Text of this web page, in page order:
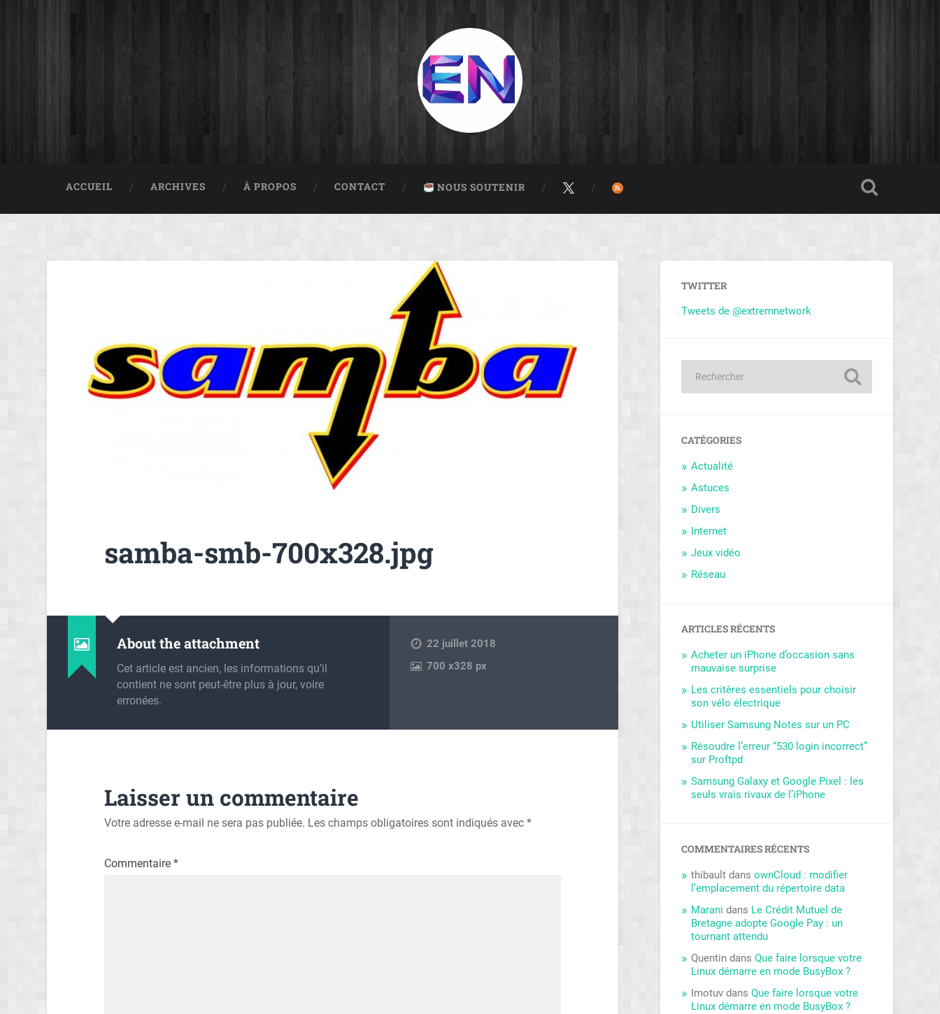
ACCUEIL ARCHIVES À PROPOS CONTACT NOUS SOUTENIR
samba-smb-700x328.jpg
About the attachment
Cet article est ancien, les informations qu’il
contient ne sont peut-être plus à jour, voire
erronées.
22 juillet 2018
700x328 px
Laisser un commentaire
Votre adresse e-mail ne sera pas publiée. Les champs obligatoires sont indiqués avec *
Commentaire *
TWITTER
Tweets de @extremnetwork
CATÉGORIES
Actualité
Astuces
Divers
Internet
Jeux vidéo
Réseau
ARTICLES RÉCENTS
Acheter un iPhone d’occasion sans
mauvaise surprise
Les critères essentiels pour choisir
son vélo électrique
Utiliser Samsung Notes sur un PC
Résoudre l’erreur “530 login incorrect”
sur Proftpd
Samsung Galaxy et Google Pixel : les
seuls vrais rivaux de l’iPhone
COMMENTAIRES RÉCENTS
thibault dansownCloud : modifier
l’emplacement du répertoire data
Marani dans Le Crédit Mutuel de
Bretagne adopte Google Pay : un
tournant attendu
Quentin dansQue faire lorsque votre
Linux démarre en mode BusyBox ?
Imotuv dansQue faire lorsque votre
Linux démarre en mode BusyBox ?